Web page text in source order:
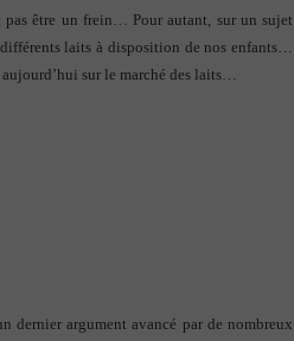
être un frein… Pour autant, sur un sujet
laits à disposition de nos enfants…
sur le marché des laits…
argument avancé par de nombreux